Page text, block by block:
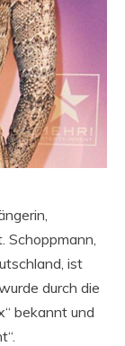
Schoppmann,
ist
durch die
bekannt und